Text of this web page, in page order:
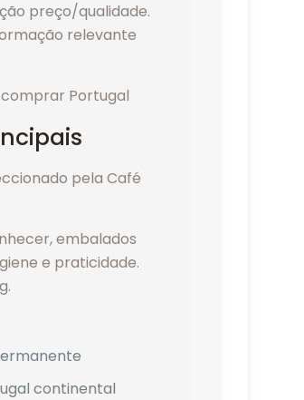
preço/qualidade.
relevante
pela Café
embalados
e praticidade.
continental